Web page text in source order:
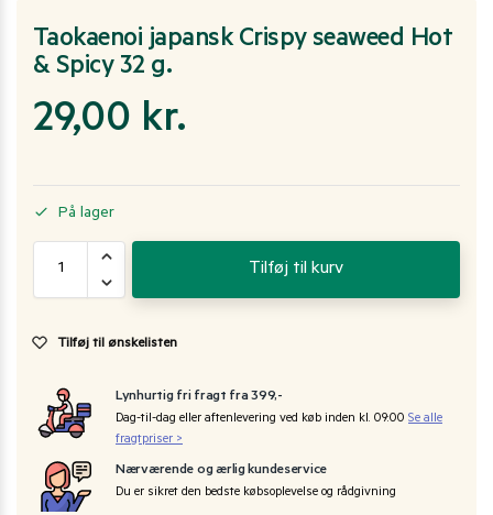
Taokaenoi japansk Crispy seaweed Hot
& Spicy 32 g.
29,00 kr.
På lager
Tilføj til kurv
Tilføj til ønskelisten
Lynhurtig fri fragt fra 399,-
Dag-til-dag eller aftenlevering ved køb inden kl. 09:00 Se alle
fragtpriser >
Nærværende og ærlig kundeservice
Du er sikret den bedste købsoplevelse og rådgivning